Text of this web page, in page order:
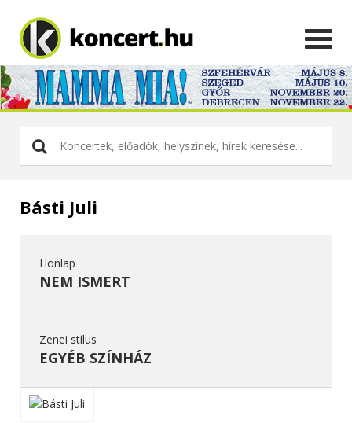
Básti Juli
Honlap
NEM ISMERT
Zenei stílus
EGYÉB SZÍNHÁZ